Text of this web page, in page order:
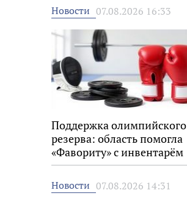
Новости 07.08.2026 16:33
Поддержка олимпийского
резерва: область помогла
«Фавориту» с инвентарём
Новости 07.08.2026 14:31